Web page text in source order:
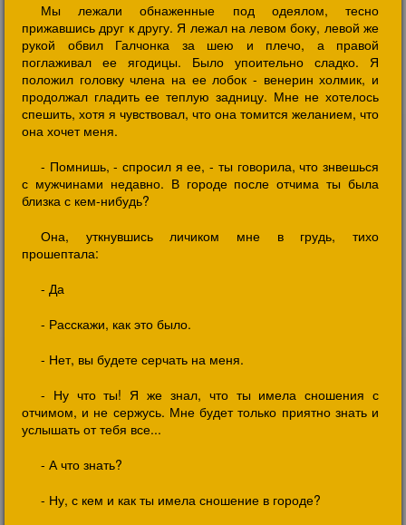
Мы лежали обнаженные под одеялом, тесно
прижавшись друг к другу. Я лежал на левом боку, левой же
рукой обвил Галчонка за шею и плечо, а правой
поглаживал ее ягодицы. Было упоительно сладко. Я
положил головку члена на ее лобок - венерин холмик, и
продолжал гладить ее теплую задницу. Мне не хотелось
спешить, хотя я чувствовал, что она томится желанием, что
она хочет меня.
- Помнишь, - спросил я ее, - ты говорила, что знвешься
с мужчинами недавно. В городе после отчима ты была
близка с кем-нибудь?
Она, уткнувшись личиком мне в грудь, тихо
прошептала:
- Да
- Расскажи, как это было.
- Нет, вы будете серчать на меня.
- Ну что ты! Я же знал, что ты имела сношения с
отчимом, и не сержусь. Мне будет только приятно знать и
услышать от тебя все...
- А что знать?
- Ну, с кем и как ты имела сношение в городе?